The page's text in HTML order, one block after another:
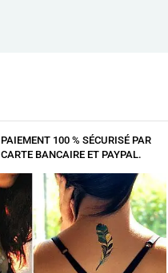
PAIEMENT 100 % SÉCURISÉ PAR
CARTE BANCAIRE ET PAYPAL.